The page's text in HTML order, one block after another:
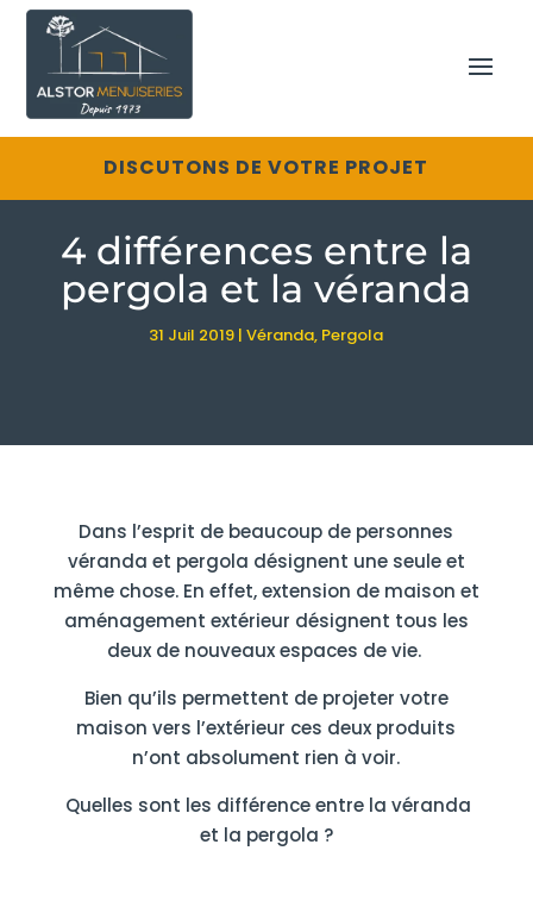
DISCUTONS DE VOTRE PROJET
4 différences entre la
pergola et la véranda
31 Juil 2019 |Véranda, Pergola
Dans l’esprit de beaucoup de personnes
véranda et pergola désignent une seule et
même chose. En effet, extension de maison et
aménagement extérieur désignent tous les
deux de nouveaux espaces de vie.
Bien qu’ils permettent de projeter votre
maison vers l’extérieur ces deux produits
n’ont absolument rien à voir.
Quelles sont les différence entre la véranda
et la pergola ?